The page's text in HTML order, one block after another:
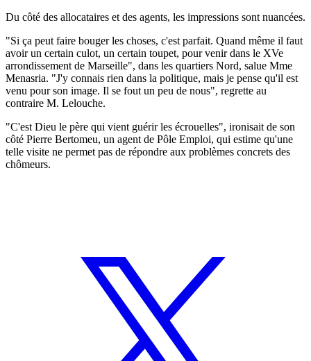
Du côté des allocataires et des agents, les impressions sont nuancées.
"Si ça peut faire bouger les choses, c'est parfait. Quand même il faut
avoir un certain culot, un certain toupet, pour venir dans le XVe
arrondissement de Marseille", dans les quartiers Nord, salue Mme
Menasria. "J'y connais rien dans la politique, mais je pense qu'il est
venu pour son image. Il se fout un peu de nous", regrette au
contraire M. Lelouche.
"C'est Dieu le père qui vient guérir les écrouelles", ironisait de son
côté Pierre Bertomeu, un agent de Pôle Emploi, qui estime qu'une
telle visite ne permet pas de répondre aux problèmes concrets des
chômeurs.